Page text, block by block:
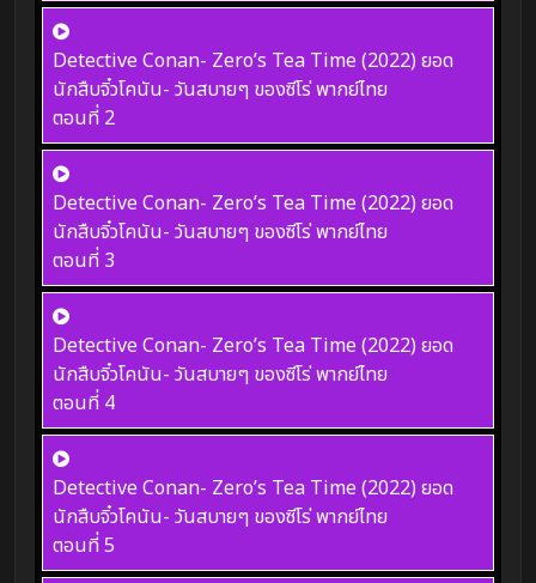
Detective Conan- Zero’s Tea Time (2022) ยอด
นักสืบจิ๋วโคนัน- วันสบายๆ ของซีโร่ พากย์ไทย
ตอนที่ 2
Detective Conan- Zero’s Tea Time (2022) ยอด
นักสืบจิ๋วโคนัน- วันสบายๆ ของซีโร่ พากย์ไทย
ตอนที่ 3
Detective Conan- Zero’s Tea Time (2022) ยอด
นักสืบจิ๋วโคนัน- วันสบายๆ ของซีโร่ พากย์ไทย
ตอนที่ 4
Detective Conan- Zero’s Tea Time (2022) ยอด
นักสืบจิ๋วโคนัน- วันสบายๆ ของซีโร่ พากย์ไทย
ตอนที่ 5